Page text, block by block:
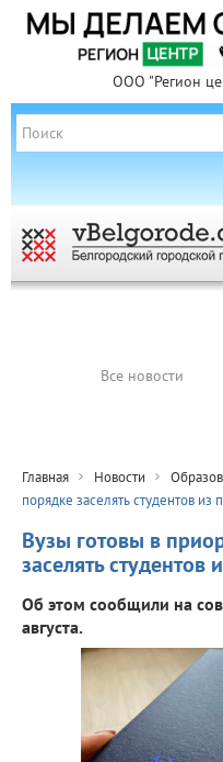
ООО "Регион
Все новости
Главная Новости
порядке заселять студентов
Вузы готовы в
заселять
Об этом сообщили на
августа.